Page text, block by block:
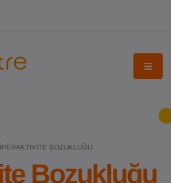
BOZUKLUĞU
Bozukluğu